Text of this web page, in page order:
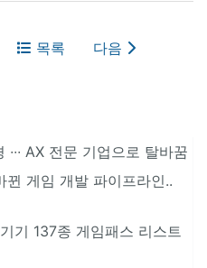
목록 다음
∙∙∙ AX 전문 기업으로 탈바꿈
게임 개발 파이프라인..
기 137종 게임패스 리스트